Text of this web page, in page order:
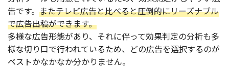
告です。 またテレビ広告と比べると圧倒的にリーズナブル
で広告出稿ができます。
多様な広告形態があり、それに伴って効果判定の分析も多
様な切り口で行われているため、どの広告を選択するのが
ベストかなかなか分かりません。